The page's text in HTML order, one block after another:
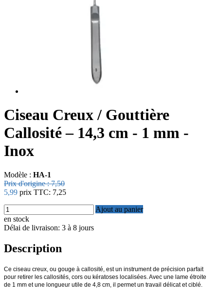
Ciseau Creux / Gouttière
Callosité – 14,3 cm - 1 mm -
Inox
Modèle : HA-1
Prix ​​d'origine :7,50
5,99 prix TTC: 7,25
Ajout au panier
en stock
Délai de livraison: 3 à 8 jours
Description
Ce ciseau creux, ou gouge à callosité, est un instrument de précision parfait
pour retirer les callosités, cors ou kératoses localisées. Avec une lame étroite
de 1 mm et une longueur utile de 4,8 cm, il permet un travail délicat et ciblé.